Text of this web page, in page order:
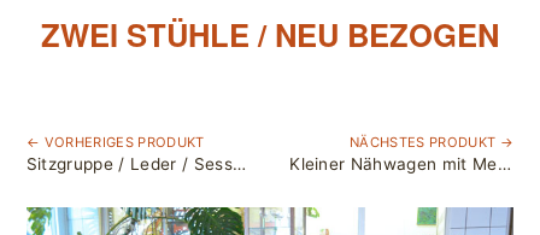
ZWEI STÜHLE / NEU BEZOGEN
← VORHERIGES PRODUKT
Sitzgruppe / Leder / Sessel, Tisch, Hocker
NÄCHSTES PRODUKT →
Kleiner Nähwagen mit Messinggriffen